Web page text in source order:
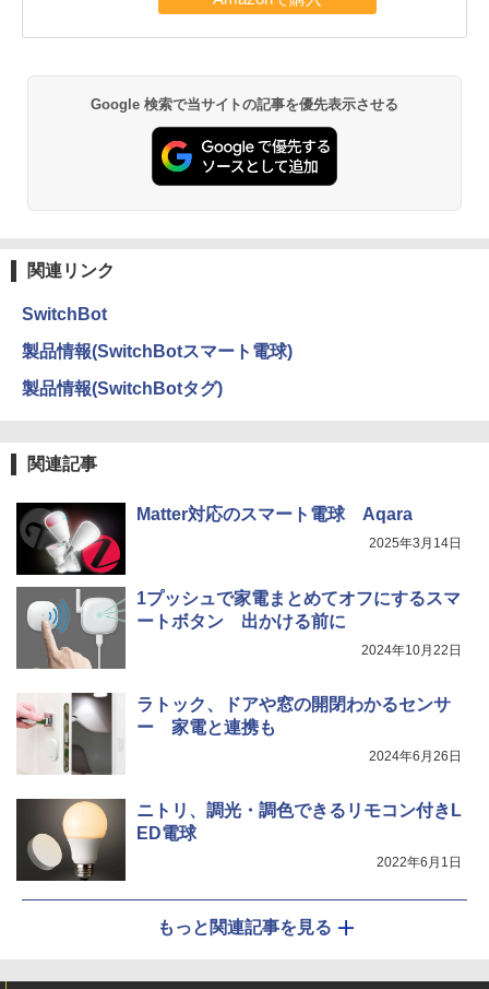
Google 検索で当サイトの記事を優先表示させる
関連リンク
SwitchBot
製品情報(SwitchBotスマート電球)
製品情報(SwitchBotタグ)
関連記事
Matter対応のスマート電球 Aqara
2025年3月14日
1プッシュで家電まとめてオフにするスマ
ートボタン 出かける前に
2024年10月22日
ラトック、ドアや窓の開閉わかるセンサ
ー 家電と連携も
2024年6月26日
ニトリ、調光・調色できるリモコン付きL
ED電球
2022年6月1日
もっと関連記事を見る